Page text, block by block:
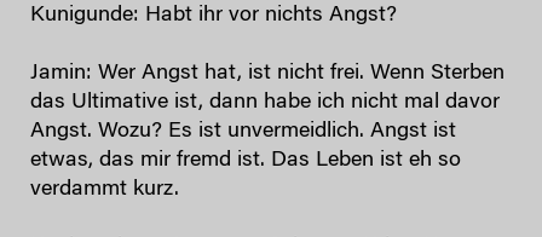
Kunigunde: Habt ihr vor nichts Angst?
Jamin: Wer Angst hat, ist nicht frei. Wenn Sterben
das Ultimative ist, dann habe ich nicht mal davor
Angst. Wozu? Es ist unvermeidlich. Angst ist
etwas, das mir fremd ist. Das Leben ist eh so
verdammt kurz.